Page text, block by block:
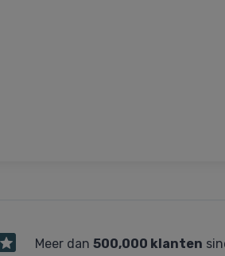
Meer dan 500,000 klanten